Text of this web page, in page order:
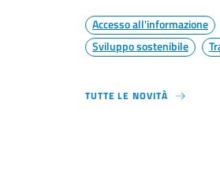
Accesso all'informazione
Sviluppo sostenibile
TUTTE LE NOVITÀ